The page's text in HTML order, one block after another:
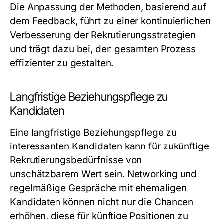
Die Anpassung der Methoden, basierend auf
dem Feedback, führt zu einer kontinuierlichen
Verbesserung der Rekrutierungsstrategien
und trägt dazu bei, den gesamten Prozess
effizienter zu gestalten.
Langfristige Beziehungspflege zu
Kandidaten
Eine langfristige Beziehungspflege zu
interessanten Kandidaten kann für zukünftige
Rekrutierungsbedürfnisse von
unschätzbarem Wert sein. Networking und
regelmäßige Gespräche mit ehemaligen
Kandidaten können nicht nur die Chancen
erhöhen, diese für künftige Positionen zu